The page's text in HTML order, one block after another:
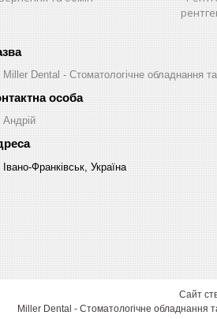
Miller Dental - Стоматологічне обладнання
Андрій
Івано-Франківськ, Україна
Сайт